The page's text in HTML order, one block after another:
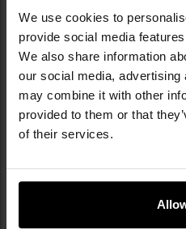
We use cookies to
provide social media
We also share information
our social media,
may combine it with other
provided to them or that
of their services.
​Militaria.pl є
бренду Direct Action.
Direct Action —
року постачає сучасне
елітними
французьким RAID.